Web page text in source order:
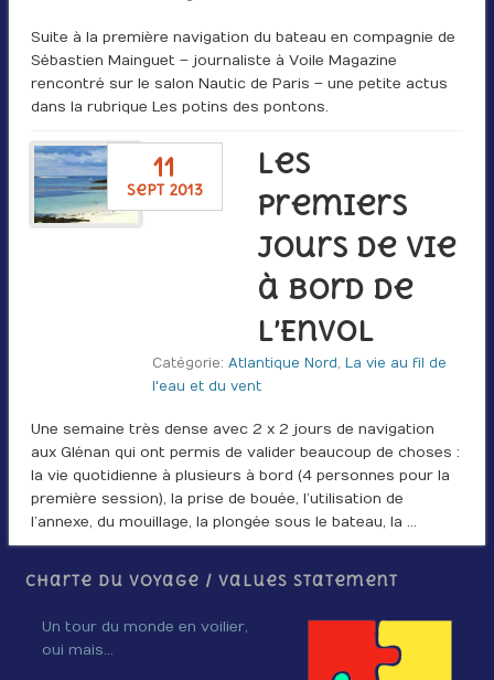
Suite à la première navigation du bateau en compagnie de
Sébastien Mainguet – journaliste à Voile Magazine
rencontré sur le salon Nautic de Paris – une petite actus
dans la rubrique Les potins des pontons.
11
sept 2013
Les
premiers
jours de vie
à bord de
L’Envol
Catégorie:Atlantique Nord ,La vie au fil de
l'eau et du vent
Une semaine très dense avec 2 x 2 jours de navigation
aux Glénan qui ont permis de valider beaucoup de choses :
la vie quotidienne à plusieurs à bord (4 personnes pour la
première session), la prise de bouée, l’utilisation de
l’annexe, du mouillage, la plongée sous le bateau, la …
Charte du voyage / Values Statement
Un tour du monde en voilier,
oui mais…